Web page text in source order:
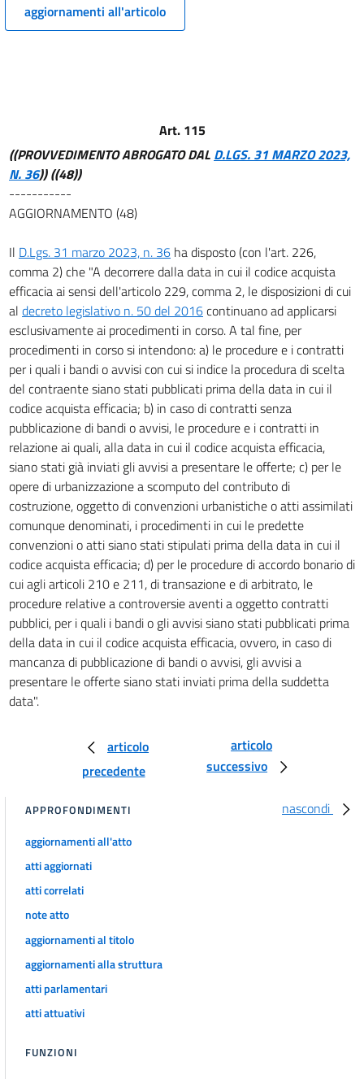
13
17 bis
18
19
TITOLO III
PIANIFICAZIONE PROGRAMMAZIONE E PROGETTAZIONE
21
22
23
24
25
26
27
TITOLO IV
MODALITÀ DI AFFIDAMENTO - PRINCIPI COMUNI
28
29
30
31
32
33
34
PARTE II
QUALIFICAZIONE DELLE STAZIONI APPALTANTI
39
40
42
43
MODALITÀ COMUNI ALLE PROCEDURE DI AFFIDAMENTO
aggiornamenti all'articolo
Art. 115
((PROVVEDIMENTO ABROGATO DAL D.LGS. 31 MARZO 2023,
N. 36)) ((48))
-----------
AGGIORNAMENTO (48)
Il D.Lgs. 31 marzo 2023, n. 36 ha disposto (con l'art. 226,
comma 2) che "A decorrere dalla data in cui il codice acquista
efficacia ai sensi dell'articolo 229, comma 2, le disposizioni di cui
al decreto legislativo n. 50 del 2016continuano ad applicarsi
esclusivamente ai procedimenti in corso. A tal fine, per
procedimenti in corso si intendono: a) le procedure e i contratti
per i quali i bandi o avvisi con cui si indice la procedura di scelta
del contraente siano stati pubblicati prima della data in cui il
codice acquista efficacia; b) in caso di contratti senza
pubblicazione di bandi o avvisi, le procedure e i contratti in
relazione ai quali, alla data in cui il codice acquista efficacia,
siano stati già inviati gli avvisi a presentare le offerte; c) per le
opere di urbanizzazione a scomputo del contributo di
costruzione, oggetto di convenzioni urbanistiche o atti assimilati
comunque denominati, i procedimenti in cui le predette
convenzioni o atti siano stati stipulati prima della data in cui il
codice acquista efficacia; d) per le procedure di accordo bonario di
cui agli articoli 210 e 211, di transazione e di arbitrato, le
procedure relative a controversie aventi a oggetto contratti
pubblici, per i quali i bandi o gli avvisi siano stati pubblicati prima
della data in cui il codice acquista efficacia, ovvero, in caso di
mancanza di pubblicazione di bandi o avvisi, gli avvisi a
presentare le offerte siano stati inviati prima della suddetta
data".
articolo
precedente
articolo
successivo
nascondi
APPROFONDIMENTI
aggiornamenti all'atto
atti aggiornati
atti correlati
note atto
aggiornamenti al titolo
aggiornamenti alla struttura
atti parlamentari
atti attuativi
FUNZIONI